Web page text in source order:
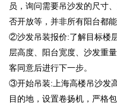
员，询问需要吊沙发的尺寸
否开放等，并非所有阳台都
②沙发吊装报价:了解目标楼
层高度、阳台宽度、沙发重
客同意后进行下一步。
③开始吊装:上海高楼吊沙发
目的地，设置卷扬机，严格